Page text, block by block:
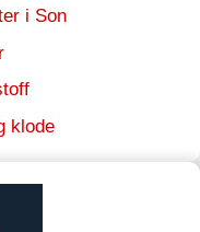
i Son
klode